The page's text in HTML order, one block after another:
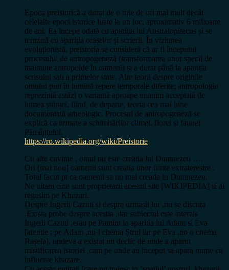
Epoca preistorică a durat de o mie de ori mai mult decât
celelalte epoci istorice luate la un loc, aproximativ 6 milioane
de ani. Ea începe odată cu apariția lui Australopitecus și se
termină cu apariția orașelor și scrierii. În viziunea
evoluționistă, preistoria se consideră că ar fi începutul
procesului de antropogeneză (transformarea unor specii de
maimuțe antropoide în oameni) și a durat până la apariția
scrisului sau a primelor state. Alte teorii despre originile
omului pun în lumină repere temporale diferite; antropologia
reprezintă astăzi o variantă aproape unanim acceptată de
lumea științei, fiind, de departe, teoria cea mai bine
documentată arheologic. Procesul de antropogeneză se
explică ca urmare a schimbărilor climei, florei și faunei
Pământului.
https://ro.wikipedia.org/wiki/Preistorie
Cu alte cuvinte , omul nu este creatia lui Dumnezeu ….
Ori [mai nou] oamenii sunt creatia unor fiinte extraterestre .
Totul facut pt ca oamenii sa nu mai creada in Dumnezeu.
Ne uitam cine sunt proprietarii acestui site [WIKIPEDIA] si ai
regasim pe Khazari.
Despre Ingerii Cazuti si despre urmasii lor ,nu se discuta
.Exista probe despre acestia ,dar subiectul este interzis
Ingerii Cazuti ,erau pe Pamint la aparitia lui Adam si Eva
[atentie ; pe Adam ,nu-l chema Ștrul iar pe Eva ,no o chema
Rașela], undeva a existat un declic de unde a aparut
mistificarea istoriei ,cam pe unde au inceput sa apara nume cu
influente khazare.